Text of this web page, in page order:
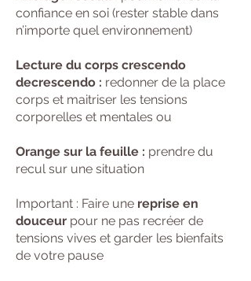
confiance en soi (rester stable dans
n’importe quel environnement)
Lecture du corps crescendo
decrescendo : redonner de la place
corps et maitriser les tensions
corporelles et mentales ou
Orange sur la feuille : prendre du
recul sur une situation​
Important : Faire une reprise en
douceur pour ne pas recréer de
tensions vives et garder les bienfaits
de votre pause